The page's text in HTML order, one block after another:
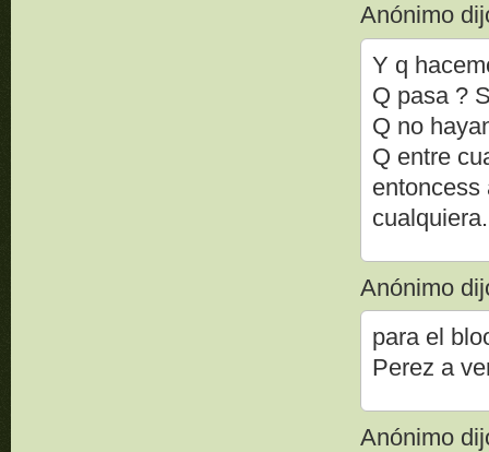
Anónimo
Y q
Q pasa ?
Q no
Q entre
entoncess
Anónimo
para el
Perez a
Anónimo